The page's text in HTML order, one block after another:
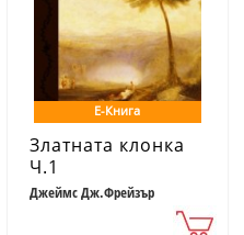
Е-Книга
Златната клонка
Ч.1
Джеймс Дж.Фрейзър